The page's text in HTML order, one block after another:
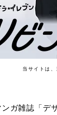
当サイトは
ガ雑誌「デ